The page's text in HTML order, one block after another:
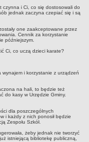
ochrony środowiska
czynna i Ci, co się dostosowali do
jednak zaczyna czepiać się i są
one zaakceptowane przez
Cennik za korzystanie
późniejszym.
Ci, co uczą dzieci karate?
wynajem i korzystanie z urządzeń
na hali, to będzie też
do kasy w Urzędzie Gminy.
dla poszczególnych
i każdy z nich ponosił będzie
Zespołu Szkół.
żeby jednak nie tworzyć
istniejącą bibliotekę publiczną,